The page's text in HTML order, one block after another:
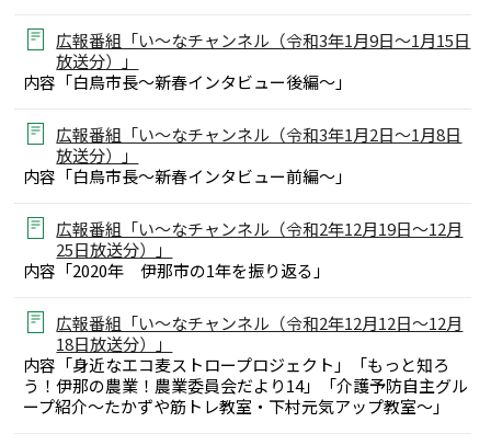
広報番組「い～なチャンネル（令和3年1月9日～1月15日
放送分）」
内容「白鳥市長～新春インタビュー後編～」
広報番組「い～なチャンネル（令和3年1月2日～1月8日
放送分）」
内容「白鳥市長～新春インタビュー前編～」
広報番組「い～なチャンネル（令和2年12月19日～12月
25日放送分）」
内容「2020年 伊那市の1年を振り返る」
広報番組「い～なチャンネル（令和2年12月12日～12月
18日放送分）」
内容「身近なエコ麦ストロープロジェクト」「もっと知ろ
う！伊那の農業！農業委員会だより14」「介護予防自主グル
ープ紹介～たかずや筋トレ教室・下村元気アップ教室～」